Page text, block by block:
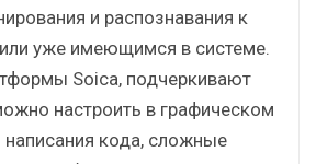
и распознавания к
уже имеющимся в системе.
Soica, подчеркивают
настроить в графическом
написания кода, сложные